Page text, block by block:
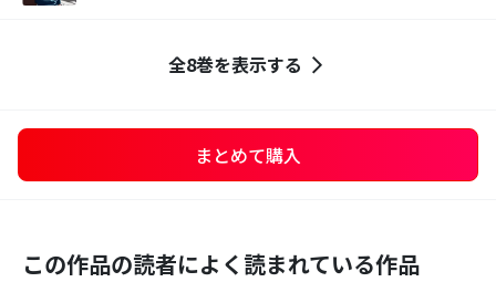
全8巻を表示する
まとめて購入
この作品の読者によく読まれている作品